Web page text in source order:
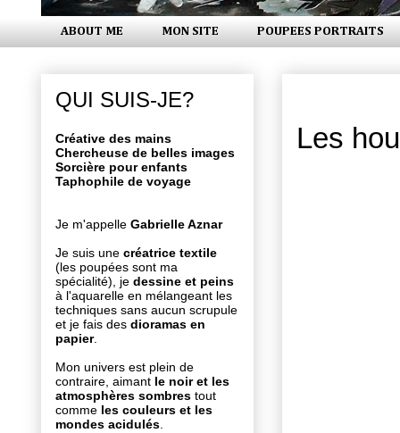
ABOUT ME MON SITE POUPEES PORTRAITS
Les
QUI SUIS-JE?
Créative des mains
Chercheuse de belles images
Sorcière pour enfants
Taphophile de voyage
Je m'appelle Gabrielle Aznar
Je suis une créatrice textile
(les poupées sont ma
spécialité), je dessine et peins
à l'aquarelle en mélangeant les
techniques sans aucun scrupule
et je fais des dioramas en
papier.
Mon univers est plein de
contraire, aimant le noir et les
atmosphères sombres tout
comme les couleurs et les
mondes acidulés